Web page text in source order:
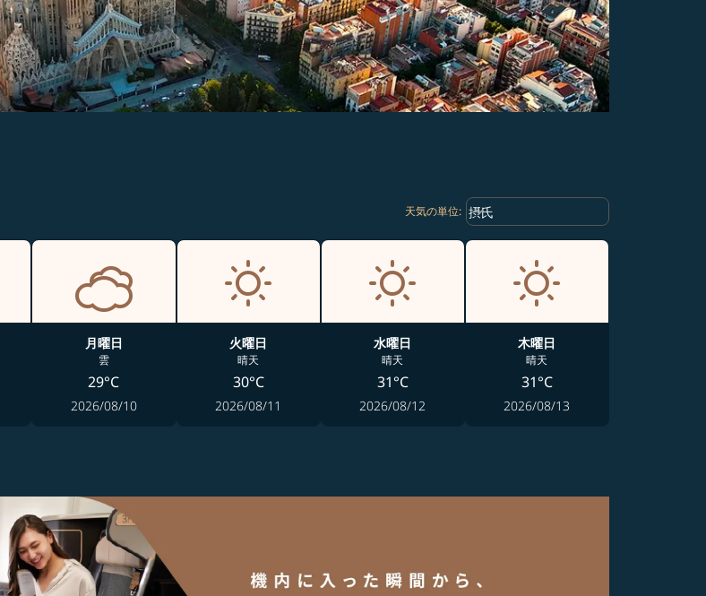
天気の単位: Weather unit option 摂氏 Selected
摂氏
keyboard_arrow_down
月曜日
雲
29°C
2026/08/10
火曜日
晴天
30°C
2026/08/11
水曜日
晴天
31°C
2026/08/12
木曜日
晴天
31°C
2026/08/13